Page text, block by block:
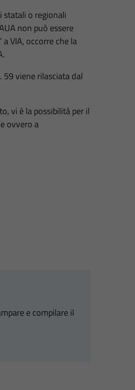
statali o regionali
non può essere
VIA, occorre che la
59 viene rilasciata dal
vi è la possibilità per il
ovvero a
e compilare il